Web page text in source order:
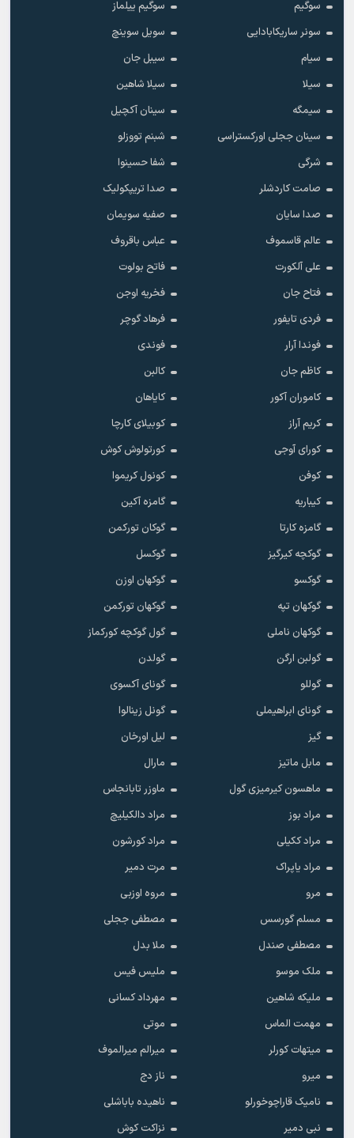
سوگیم
سوگیم ییلماز
سونر ساریکابادایی
سویل سوینچ
سیام
سیبل جان
سیلا
سیلا شاهین
سیمگه
سینان آکچیل
سینان ججلی اورکستراسی
شبنم تووزلو
شرگی
شفا حسینوا
صامت کاردشلر
صدا تریپکولیک
صدا سایان
صفیه سویمان
عالم قاسموف
عباس باقروف
علی آلکورت
فاتح بولوت
فتاح جان
فخریه اوجن
فردی تایفور
فرهاد گوچر
فوندا آرار
فوندی
کاظم جان
کالبن
کاموران آکور
کایاهان
کریم آراز
کوبیلای کارچا
کورای آوجی
کورتولوش کوش
کوفن
کونول کریموا
کیباریه
گامزه آکین
گامزه کارتا
گوکان تورکمن
گوکچه کیرگیز
گوکسل
گوکسو
گوکهان اوزن
گوکهان تپه
گوکهان تورکمن
گوکهان ناملی
گول گوکچه کورکماز
گولبن ارگن
گولدن
گوللو
گونای آکسوی
گونای ابراهیملی
گونل زینالوا
گیز
لیل اورخان
مابل ماتیز
مارال
ماهسون کیرمیزی گول
ماوزر تابانجاس
مراد بوز
مراد دالکیلیچ
مراد ککیلی
مراد کورشون
مراد یاپراک
مرت دمیر
مرو
مروه اوزبی
مسلم گورسس
مصطفی ججلی
مصطفی صندل
ملا بدل
ملک موسو
ملیس فیس
ملیکه شاهین
مهرداد کسانی
مهمت الماس
موتی
میتهات کورلر
میرالم میرالموف
میرو
ناز دج
نامیک قاراچوخورلو
ناهیده باباشلی
نبی دمیر
نزاکت کوش